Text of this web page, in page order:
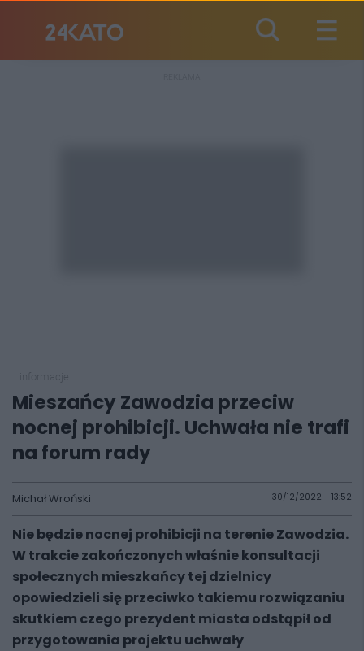
Mieszańcy Zawodzia przeciw
nocnej prohibicji. Uchwała nie trafi
na forum rady
Michał Wroński 30/12/2022 - 13:52
Nie będzie nocnej prohibicji na terenie Zawodzia.
W trakcie zakończonych właśnie konsultacji
społecznych mieszkańcy tej dzielnicy
opowiedzieli się przeciwko takiemu rozwiązaniu
skutkiem czego prezydent miasta odstąpił od
przygotowania projektu uchwały